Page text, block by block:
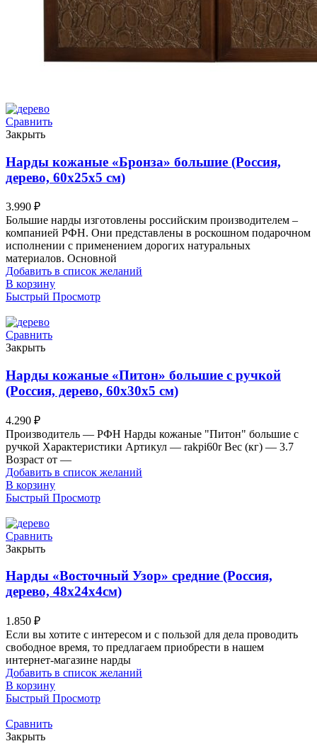
Сравнить
Закрыть
Нарды кожаные «Бронза» большие (Россия,
дерево, 60х25х5 см)
3.990 ₽
Большие нарды изготовлены российским производителем –
компанией РФН. Они представлены в роскошном подарочном
исполнении с применением дорогих натуральных
материалов. Основной
Добавить в список желаний
В корзину
Быстрый Просмотр
Сравнить
Закрыть
Нарды кожаные «Питон» большие с ручкой
(Россия, дерево, 60х30х5 см)
4.290 ₽
Производитель — РФН Нарды кожаные "Питон" большие с
ручкой Характеристики Артикул — rakpi60r Вес (кг) — 3.7
Возраст от —
Добавить в список желаний
В корзину
Быстрый Просмотр
Сравнить
Закрыть
Нарды «Восточный Узор» средние (Россия,
дерево, 48х24х4см)
1.850 ₽
Если вы хотите с интересом и с пользой для дела проводить
свободное время, то предлагаем приобрести в нашем
интернет-магазине нарды
Добавить в список желаний
В корзину
Быстрый Просмотр
Сравнить
Закрыть